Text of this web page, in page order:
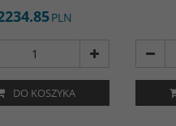
PLN
DO KOSZYKA